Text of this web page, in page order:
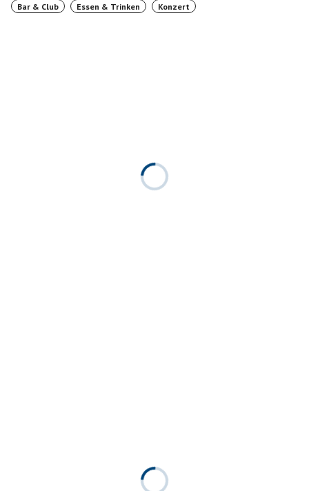
Bar & Club Essen & Trinken Konzert